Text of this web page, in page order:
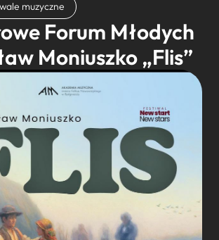
Wyszukaj
muzyczne
Forum Młodych
Moniuszko „Flis”